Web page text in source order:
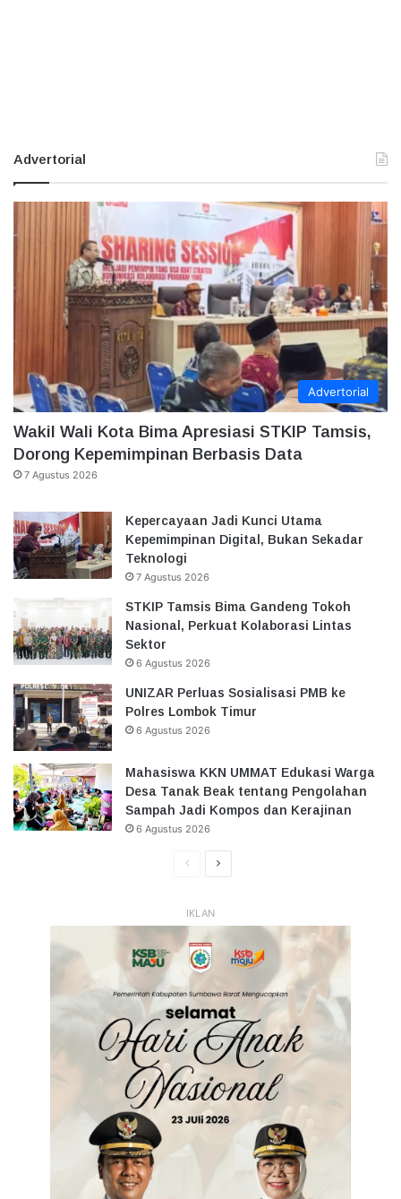
Advertorial
Advertorial
Wakil Wali Kota Bima Apresiasi STKIP Tamsis,
Dorong Kepemimpinan Berbasis Data
7 Agustus 2026
Kepercayaan Jadi Kunci Utama
Kepemimpinan Digital, Bukan Sekadar
Teknologi
7 Agustus 2026
STKIP Tamsis Bima Gandeng Tokoh
Nasional, Perkuat Kolaborasi Lintas
Sektor
6 Agustus 2026
UNIZAR Perluas Sosialisasi PMB ke
Polres Lombok Timur
6 Agustus 2026
Mahasiswa KKN UMMAT Edukasi Warga
Desa Tanak Beak tentang Pengolahan
Sampah Jadi Kompos dan Kerajinan
6 Agustus 2026
HalamanHalaman
IKLAN